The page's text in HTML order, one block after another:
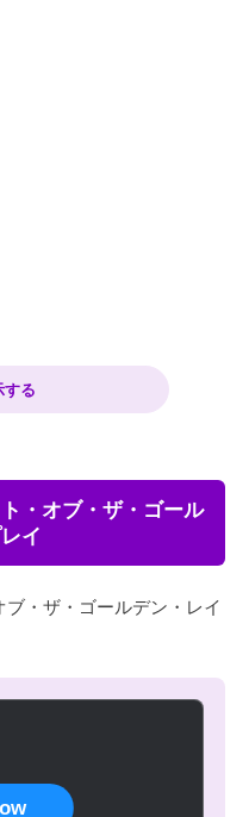
る
・オブ・ザ・ゴール
イ
・ザ・ゴールデン・レイ